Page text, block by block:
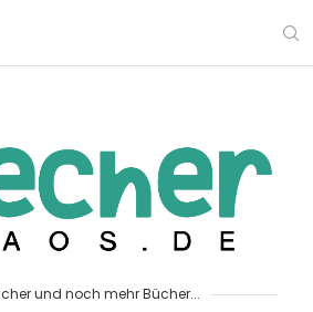
und noch mehr Bücher...